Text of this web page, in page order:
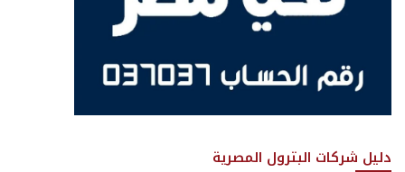
دليل شركات البترول المصرية